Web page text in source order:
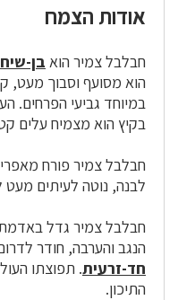
אודות הצמח
חבלבל צמיר הוא בן-שיח
הוא מסועף וסבוך מעט,
במיוחד גביעי הפרחים.
בקיץ הוא מצמיח עלים
חבלבל צמיר פורח
לבנה, נוטה לעיתים מעט לגוון
חבלבל צמיר גדל באדמת
הנגב והערבה, חודר
חד-זרעית. תפוצתו
התיכון.